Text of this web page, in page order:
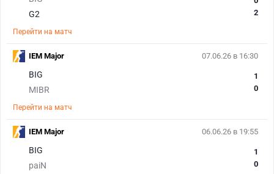
G2
2
Перейти на матч
07.06.26 в 16:30
BIG
MIBR
1
0
Перейти на матч
IEM Major
06.06.26 в 19:55
BIG
paiN
1
0
IEM Major